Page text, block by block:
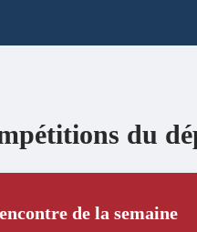
du
de la semaine